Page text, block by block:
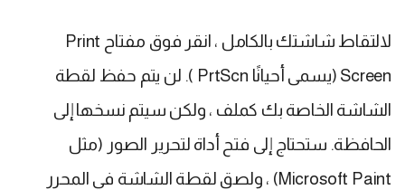
لالتقاط شاشتك بالكامل ، انقر فوق مفتاح Print
Screen (يسمى أحيانًا PrtScn ). لن يتم حفظ لقطة
الشاشة الخاصة بك كملف ، ولكن سيتم نسخها إلى
الحافظة. ستحتاج إلى فتح أداة لتحرير الصور (مثل
Microsoft Paint) ، ولصق لقطة الشاشة في المحرر